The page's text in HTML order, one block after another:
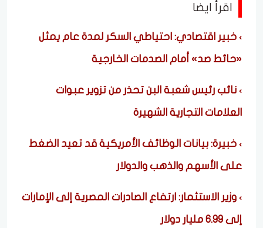
اقرأ ايضا
خبير اقتصادي: احتياطي السكر لمدة عام يمثل
«حائط صد» أمام الصدمات الخارجية
نائب رئيس شعبة البن تحذر من تزوير عبوات
العلامات التجارية الشهيرة
خبيرة: بيانات الوظائف الأمريكية قد تعيد الضغط
على الأسهم والذهب والدولار
وزير الاستثمار: ارتفاع الصادرات المصرية إلى الإمارات
إلى 6.99 مليار دولار